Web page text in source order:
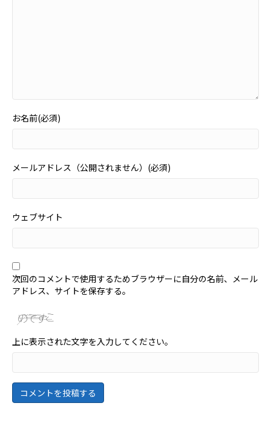
お名前(必須)
メールアドレス（公開されません）(必須)
ウェブサイト
次回のコメントで使用するためブラウザーに自分の名前、メール
アドレス、サイトを保存する。
上に表示された文字を入力してください。